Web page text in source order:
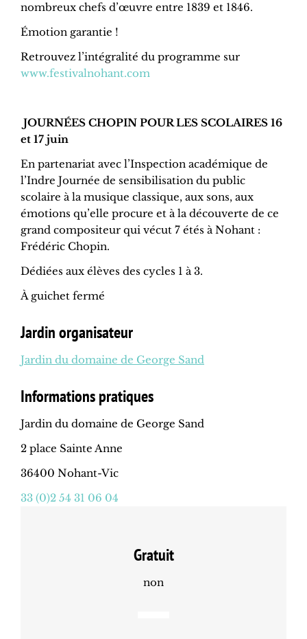
nombreux chefs d’œuvre entre 1839 et 1846.
Émotion garantie !
Retrouvez l’intégralité du programme sur
www.festivalnohant.com
JOURNÉES CHOPIN POUR LES SCOLAIRES 16
et 17 juin
En partenariat avec l’Inspection académique de
l’Indre Journée de sensibilisation du public
scolaire à la musique classique, aux sons, aux
émotions qu’elle procure et à la découverte de ce
grand compositeur qui vécut 7 étés à Nohant :
Frédéric Chopin.
Dédiées aux élèves des cycles 1 à 3.
À guichet fermé
Jardin organisateur
Jardin du domaine de George Sand
Informations pratiques
Jardin du domaine de George Sand
2 place Sainte Anne
36400 Nohant-Vic
33 (0)2 54 31 06 04
Gratuit
non